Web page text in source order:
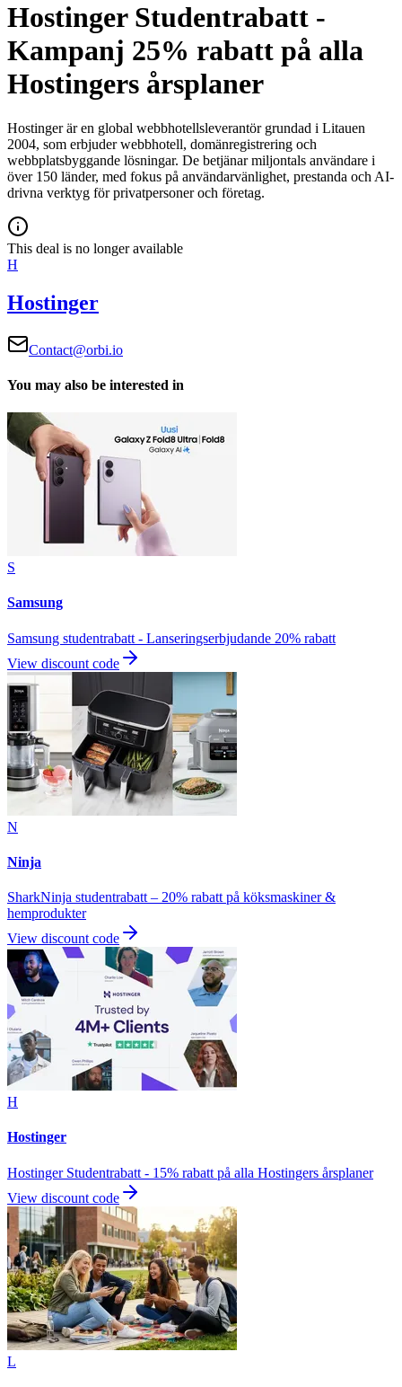
Hostinger Studentrabatt -
Kampanj 25% rabatt på alla
Hostingers årsplaner
Hostinger är en global webbhotellsleverantör grundad i Litauen
2004, som erbjuder webbhotell, domänregistrering och
webbplatsbyggande lösningar. De betjänar miljontals användare i
över 150 länder, med fokus på användarvänlighet, prestanda och AI-
drivna verktyg för privatpersoner och företag.
This deal is no longer available
H
Hostinger
Contact@orbi.io
You may also be interested in
S
Samsung
Samsung studentrabatt - Lanseringserbjudande 20% rabatt
View discount code
N
Ninja
SharkNinja studentrabatt – 20% rabatt på köksmaskiner &
hemprodukter
View discount code
H
Hostinger
Hostinger Studentrabatt - 15% rabatt på alla Hostingers årsplaner
View discount code
L